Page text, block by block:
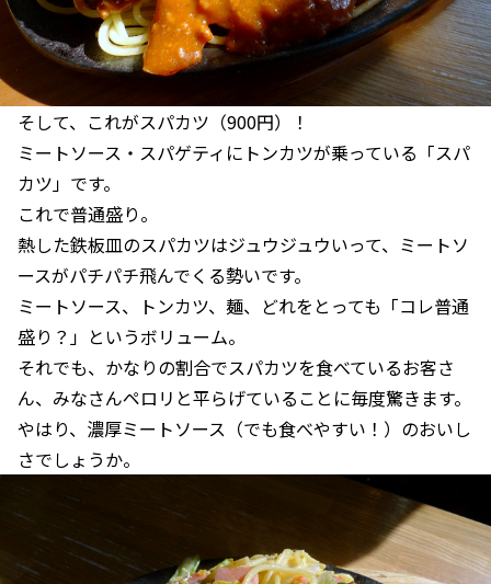
そして、これがスパカツ（900円）！
ミートソース・スパゲティにトンカツが乗っている「スパ
カツ」です。
これで普通盛り。
熱した鉄板皿のスパカツはジュウジュウいって、ミートソ
ースがパチパチ飛んでくる勢いです。
ミートソース、トンカツ、麺、どれをとっても「コレ普通
盛り？」というボリューム。
それでも、かなりの割合でスパカツを食べているお客さ
ん、みなさんペロリと平らげていることに毎度驚きます。
やはり、濃厚ミートソース（でも食べやすい！）のおいし
さでしょうか。